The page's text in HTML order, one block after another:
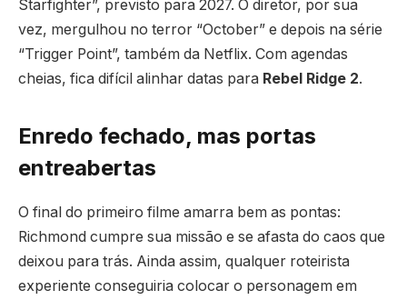
Starfighter”, previsto para 2027. O diretor, por sua
vez, mergulhou no terror “October” e depois na série
“Trigger Point”, também da Netflix. Com agendas
cheias, fica difícil alinhar datas para Rebel Ridge 2.
Enredo fechado, mas portas
entreabertas
O final do primeiro filme amarra bem as pontas:
Richmond cumpre sua missão e se afasta do caos que
deixou para trás. Ainda assim, qualquer roteirista
experiente conseguiria colocar o personagem em